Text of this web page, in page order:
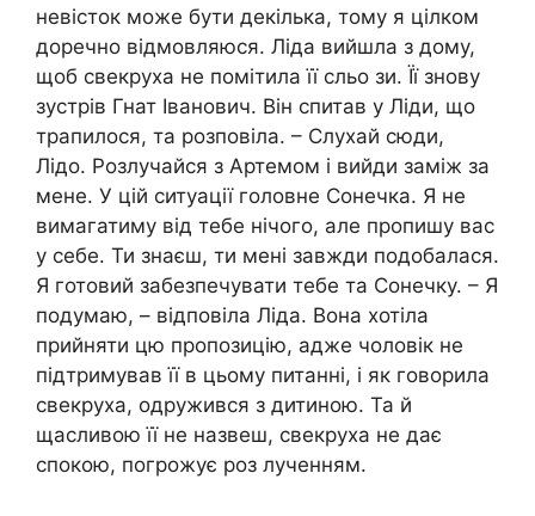
невісток може бути декілька, тому я цілком
доречно відмовляюся. Ліда вийшла з дому,
щоб свекруха не помітила її сльо зи. Її знову
зустрів Гнат Іванович. Він спитав у Ліди, що
трапилося, та розповіла. – Слухай сюди,
Лідо. Розлучайся з Артемом і вийди заміж за
мене. У цій ситуації головне Сонечка. Я не
вимагатиму від тебе нічого, але пропишу вас
у себе. Ти знаєш, ти мені завжди подобалася.
Я готовий забезпечувати тебе та Сонечку. – Я
подумаю, – відповіла Ліда. Вона хотіла
прийняти цю пропозицію, адже чоловік не
підтримував її в цьому питанні, і як говорила
свекруха, одружився з дитиною. Та й
щасливою її не назвеш, свекруха не дає
спокою, погрожує роз лученням.